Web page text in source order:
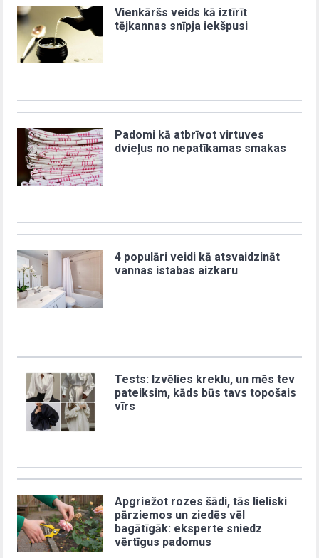
Vienkāršs veids kā iztīrīt
tējkannas snīpja iekšpusi
Padomi kā atbrīvot virtuves
dvieļus no nepatīkamas smakas
4 populāri veidi kā atsvaidzināt
vannas istabas aizkaru
Tests: Izvēlies kreklu, un mēs tev
pateiksim, kāds būs tavs topošais
vīrs
Apgriežot rozes šādi, tās lieliski
pārziemos un ziedēs vēl
bagātīgāk: eksperte sniedz
vērtīgus padomus